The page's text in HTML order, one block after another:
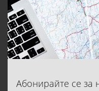
Абонирайте се за